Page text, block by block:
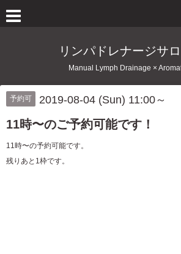
リンパドレナージサ
Manual Lymph Drainage ×
予約可 2019-08-04 (Sun) 11:00～
11時〜のご予約可能です！
11時〜の予約可能です。
残りあと1枠です。